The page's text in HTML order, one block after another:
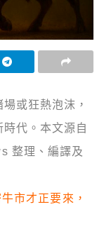
或狂熱泡沫，
代。本文源自
整理、編譯及
市才正要來，